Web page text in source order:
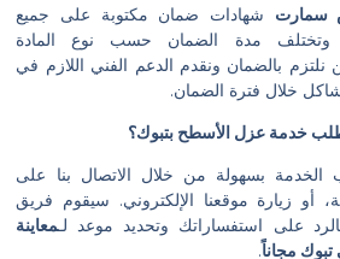
سمارت شهادات ضمان مكتوبة على جميع
وتختلف مدة الضمان حسب نوع المادة
بالضمان ونقدم الدعم الفني اللازم في
خلال فترة الضمان.
بسهولة من خلال الاتصال بنا على
أو زيارة موقعنا الإلكتروني. سيقوم فريق
على استفساراتك وتحديد موعد لـمعاينة
مجاناً.